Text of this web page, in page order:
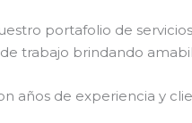
portafolio de
trabajo brindando
años de experiencia y